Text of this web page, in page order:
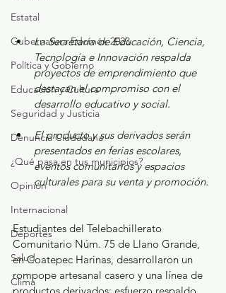
Estatal
Gubernatura Edoméx 2023
Política y Gobierno
Educación y Cultura
Seguridad y Justicia
Denuncia Ciudadana
¿Qué pasa en tus municipios?
Opinión
Internacional
Deportes
Salud
Clima
La Secretaría de Educación, Ciencia,
Tecnología e Innovación respalda
proyectos de emprendimiento que
destacan el compromiso con el
desarrollo educativo y social.
El producto y sus derivados serán
presentados en ferias escolares,
eventos comunitarios y espacios
culturales para su venta y promoción.
Estudiantes del Telebachillerato
Comunitario Núm. 75 de Llano Grande,
en Coatepec Harinas, desarrollaron un
rompope artesanal casero y una línea de